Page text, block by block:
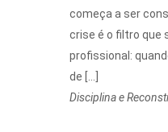
começa a ser
crise é o filtro que
profissional:
de […]
Disciplina e